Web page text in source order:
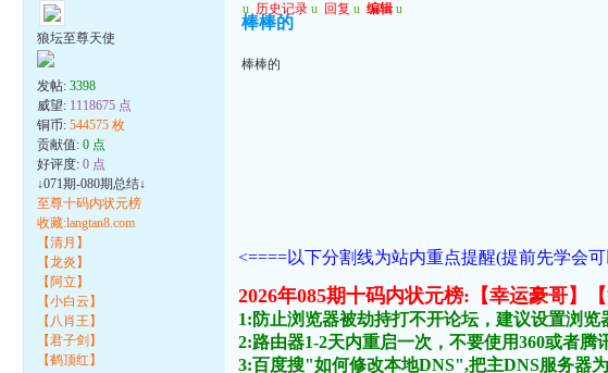
狼坛至尊天使
发帖:3398
威望: 1118675 点
铜币:544575 枚
贡献值:0 点
好评度:0 点
↓071期-080期总结↓
至尊十码内状元榜
收藏:langtan8.com
【清月】
【龙炎】
【阿立】
【小白云】
【八肖王】
【君子剑】
【鹤顶红】
u 历史记录 u 回复 u 编辑 u
棒棒的
棒棒的
<====以下分割线为站内重点提醒(提前先学会
2026年085期十码内状元榜:【幸运豪哥】
1:防止浏览器被劫持打不开论坛，建议设置浏
2:路由器1-2天内重启一次，不要使用360或者
3:百度搜"如何修改本地DNS",把主DNS服务器